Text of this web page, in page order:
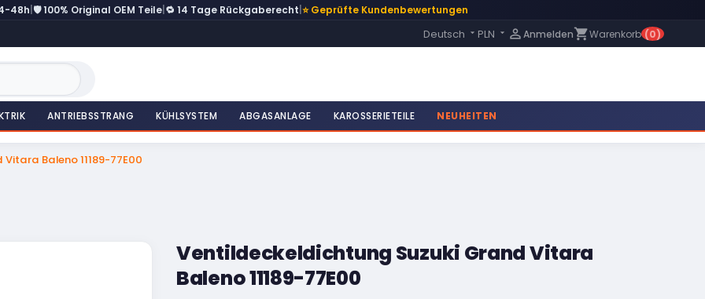
48h 🛡️ 100% Original OEM Teile 🔁 14 Tage Rückgaberecht ⭐ Geprüfte Kundenbewertungen
Language:
Deutsch  PLN  Anmeldenshopping_cartWarenkorb (0)
ANTRIEBSSTRANG KÜHLSYSTEM ABGASANLAGE KAROSSERIETEILE NEUHEITEN
Baleno 11189-77E00
Ventildeckeldichtung Suzuki Grand Vitara
Baleno 11189-77E00